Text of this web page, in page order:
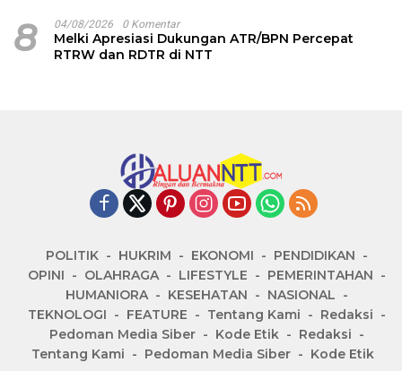
8 04/08/2026 0 Komentar
Melki Apresiasi Dukungan ATR/BPN Percepat
RTRW dan RDTR di NTT
POLITIK HUKRIM EKONOMI
PENDIDIKAN
OPINI
OLAHRAGA LIFESTYLE
PEMERINTAHAN
HUMANIORA
KESEHATAN
NASIONAL
TEKNOLOGI
FEATURE Tentang Kami
Redaksi
Pedoman Media Siber
Kode Etik
Redaksi
Tentang Kami
Pedoman Media Siber
Kode Etik